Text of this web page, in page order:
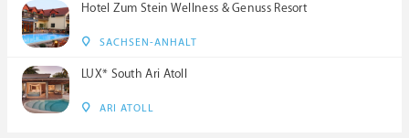
Hotel Zum Stein Wellness & Genuss Resort
SACHSEN-ANHALT
LUX* South Ari Atoll
ARI ATOLL